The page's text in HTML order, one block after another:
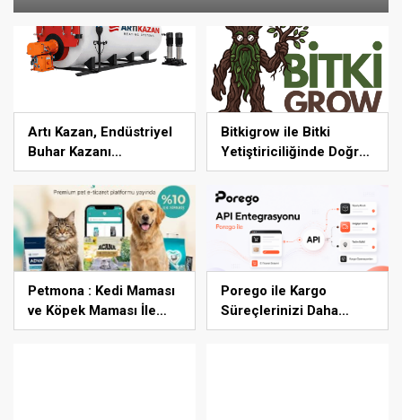
Artı Kazan, Endüstriyel
Buhar Kazanı
Çözümleriyle Üretim
Tesislerine Verimli
Sistemler Sunuyor
Bitkigrow ile Bitki
Yetiştiriciliğinde Doğru
Ekipman ve Ürün Seçimi
Petmona : Kedi Maması
ve Köpek Maması İle
Tüm Evcil Hayvan
Porego ile Kargo
Süreçlerinizi Daha
Kolay Yönetin